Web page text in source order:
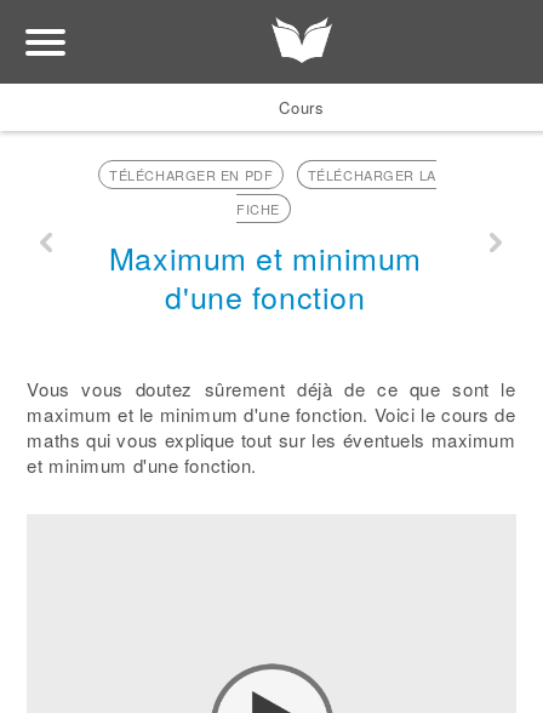
Cours
TÉLÉCHARGER EN PDF
TÉLÉCHARGER LA
FICHE
Maximum et minimum
d'une fonction
Vous vous doutez sûrement déjà de ce que sont le
maximum et le minimum d'une fonction. Voici le cours de
maths qui vous explique tout sur les éventuels maximum
et minimum d'une fonction.